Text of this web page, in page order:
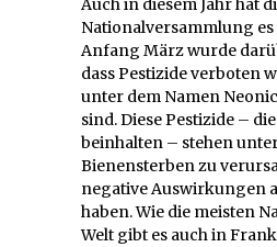
Auch in diesem Jahr hat
Nationalversammlung
Anfang März wurde
dass Pestizide verboten
unter dem Namen
sind. Diese Pestizide –
beinhalten – stehen
Bienensterben zu
negative Auswirkungen
haben. Wie die meisten
Welt gibt es auch in